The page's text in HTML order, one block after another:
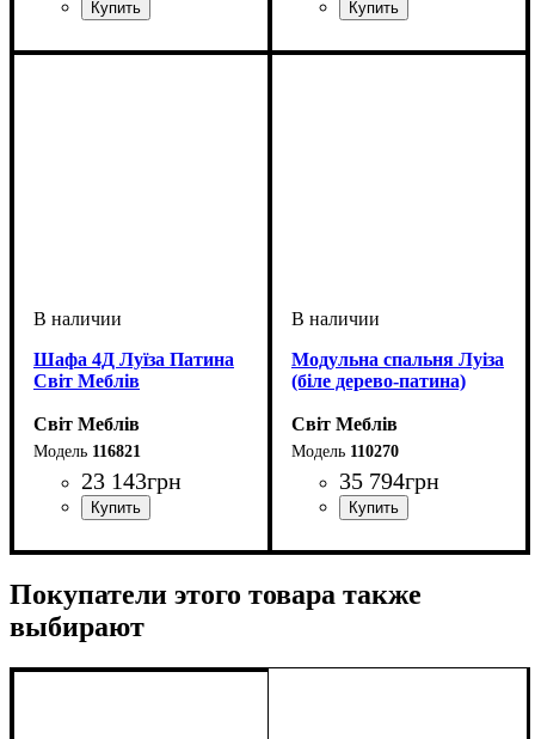
Шафа 4Д Луїза Патина
Світ Меблів
Світ Меблів
116821
23 143грн
Модульна спальня Луіза
(біле дерево-патина)
Світ Меблів
110270
35 794грн
Покупатели этого товара также
выбирают